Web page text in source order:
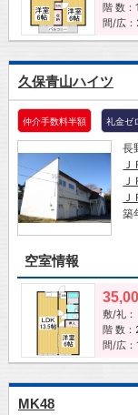
階 数：
間/広
久保青山ハイツ
仲介手数料半額 礼金ゼ
長
築
空室情報
敷/礼：
階 数：
間/広
MK48